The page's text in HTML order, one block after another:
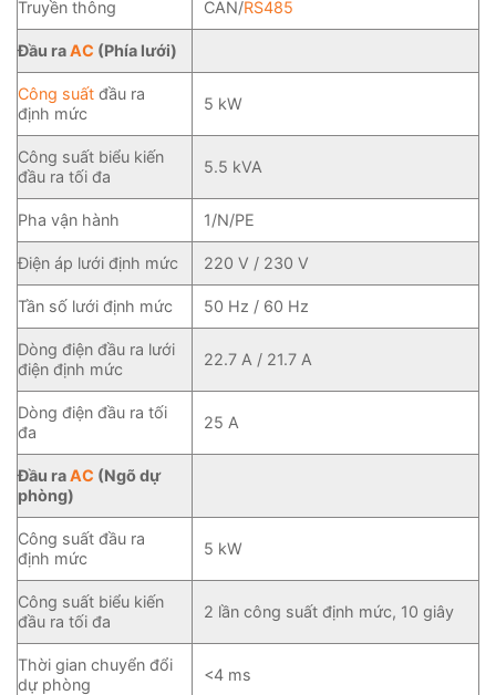
Truyền thông CAN/RS485
Đầu raAC (Phía lưới)
Công suất đầu ra
định mức
5 kW
Công suất biểu kiến
đầu ra tối đa
5.5 kVA
Pha vận hành 1/N/PE
Điện áp lưới định mức 220 V / 230 V
Tần số lưới định mức 50 Hz / 60 Hz
Dòng điện đầu ra lưới
điện định mức
22.7 A / 21.7 A
Dòng điện đầu ra tối
đa
25 A
Đầu raAC (Ngõ dự
phòng)
Công suất đầu ra
định mức
5 kW
Công suất biểu kiến
đầu ra tối đa
2 lần công suất định mức, 10 giây
Thời gian chuyển đổi
dự phòng
<4 ms